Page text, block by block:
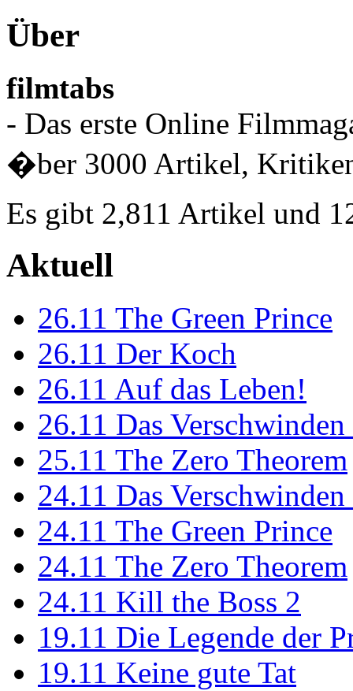
Über
filmtabs
- Das erste Online
�ber 3000 Artikel,
Es gibt 2,811 Artikel und
Aktuell
26.11 The Green Prince
26.11 Der Koch
26.11 Auf das Leben!
26.11 Das
25.11 The Zero Theorem
24.11 Das
24.11 The Green Prince
24.11 The Zero Theorem
24.11 Kill the Boss 2
19.11 Die Legende der
19.11 Keine gute Tat